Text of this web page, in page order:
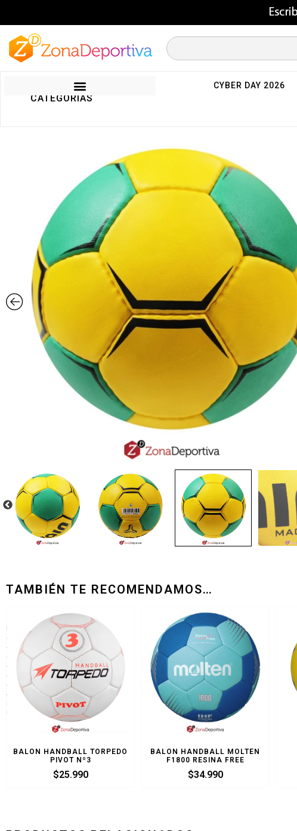
CATEGORIAS
CYBER DAY 2026
TAMBIÉN TE RECOMENDAMOS…
BALON HANDBALL TORPEDO
PIVOT Nº3
$25.990
BALON HANDBALL MOLTEN
F1800 RESINA FREE
$34.990